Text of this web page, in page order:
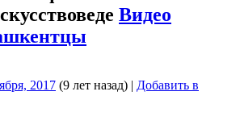
Видео
2017 (9 лет назад) | Добавить в